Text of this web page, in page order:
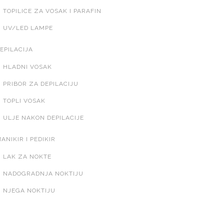
TOPILICE ZA VOSAK I PARAFIN
UV/LED LAMPE
HLADNI VOSAK
PRIBOR ZA DEPILACIJU
TOPLI VOSAK
ULJE NAKON DEPILACIJE
I PEDIKIR
LAK ZA NOKTE
NADOGRADNJA NOKTIJU
NJEGA NOKTIJU